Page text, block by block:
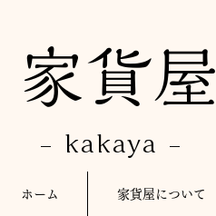
​家貨屋
- kakaya -
ホーム 家貨屋について